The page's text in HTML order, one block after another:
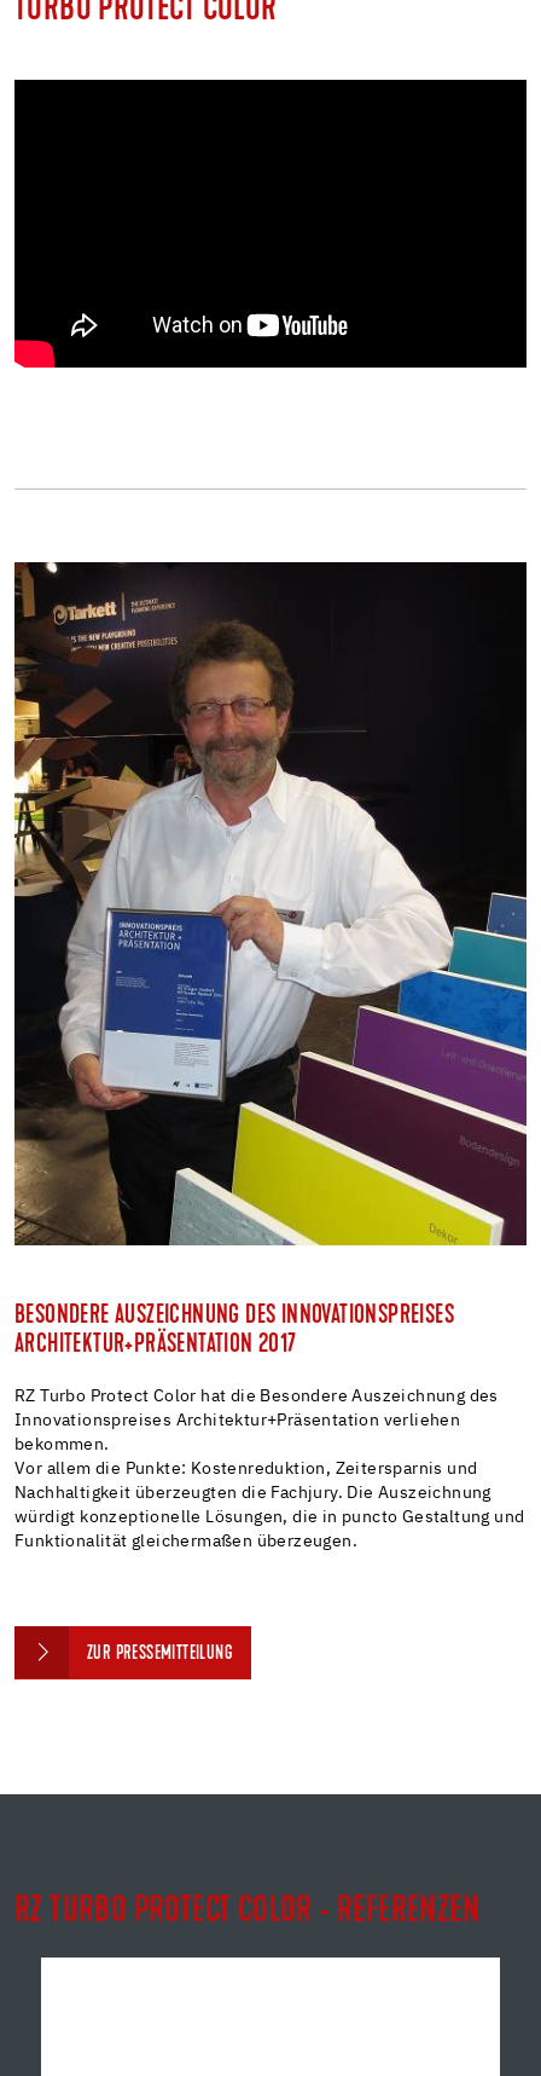
TURBO PROTECT COLOR
BESONDERE AUSZEICHNUNG DES INNOVATIONSPREISES
ARCHITEKTUR+PRÄSENTATION 2017
RZ Turbo Protect Color hat die Besondere Auszeichnung des
Innovationspreises Architektur+Präsentation verliehen
bekommen.
Vor allem die Punkte: Kostenreduktion, Zeitersparnis und
Nachhaltigkeit überzeugten die Fachjury. Die Auszeichnung
würdigt konzeptionelle Lösungen, die in puncto Gestaltung und
Funktionalität gleichermaßen überzeugen.
ZUR PRESSEMITTEILUNG
RZ TURBO PROTECT COLOR - REFERENZEN